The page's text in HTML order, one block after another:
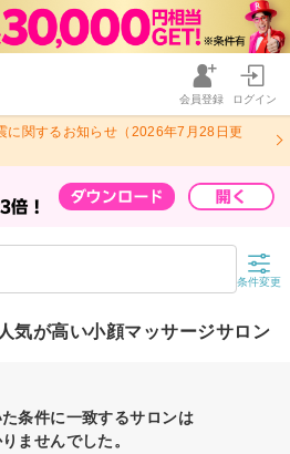
会員登録 ログイン
に関するお知らせ（2026年7月28日更
条件変更
気が高い小顔マッサージサロン
条件に一致するサロンは
ませんでした。